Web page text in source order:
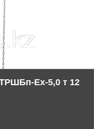
Ех-5,0 т 12